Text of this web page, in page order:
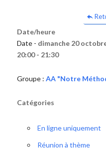
Date/heure
Date - dimanche 20
20:00 - 21:30
Groupe : AA "Notre
Catégories
En ligne uniquement
Réunion à thème